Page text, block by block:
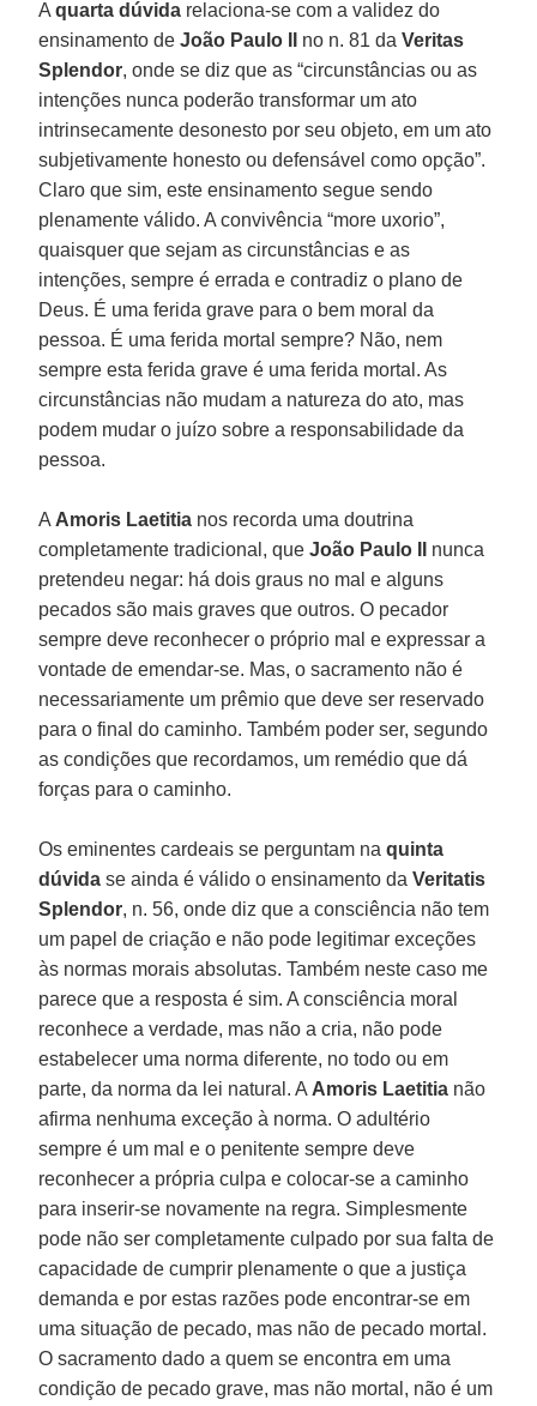
Aquarta dúvida relaciona-se com a validez do
ensinamento deJoão Paulo no n. 81 daVeritas
Splendor, onde se diz que as “circunstâncias ou as
intenções nunca poderão transformar um ato
intrinsecamente desonesto por seu objeto, em um ato
subjetivamente honesto ou defensável como opção”.
Claro que sim, este ensinamento segue sendo
plenamente válido. A convivência “more uxorio”,
quaisquer que sejam as circunstâncias e as
intenções, sempre é errada e contradiz o plano de
Deus. É uma ferida grave para o bem moral da
pessoa. É uma ferida mortal sempre? Não, nem
sempre esta ferida grave é uma ferida mortal. As
circunstâncias não mudam a natureza do ato, mas
podem mudar o juízo sobre a responsabilidade da
pessoa.
A Amoris Laetitia nos recorda uma doutrina
completamente tradicional, queJoão Paulo II
nunca
pretendeu negar: há dois graus no mal e alguns
pecados são mais graves que outros. O pecador
sempre deve reconhecer o próprio mal e expressar a
vontade de emendar-se. Mas, o sacramento não é
necessariamente um prêmio que deve ser reservado
para o final do caminho. Também poder ser, segundo
as condições que recordamos, um remédio que dá
forças para o caminho.
Os eminentes cardeais se perguntam naquinta
dúvida se ainda é válido o ensinamento daVeritatis
Splendor, n. 56, onde diz que a consciência não tem
um papel de criação e não pode legitimar exceções
às normas morais absolutas. Também neste caso me
parece que a resposta é sim. A consciência moral
reconhece a verdade, mas não a cria, não pode
estabelecer uma norma diferente, no todo ou em
parte, da norma da lei natural. A Amoris Laetitia não
afirma nenhuma exceção à norma. O adultério
sempre é um mal e o penitente sempre deve
reconhecer a própria culpa e colocar-se a caminho
para inserir-se novamente na regra. Simplesmente
pode não ser completamente culpado por sua falta de
capacidade de cumprir plenamente o que a justiça
demanda e por estas razões pode encontrar-se em
uma situação de pecado, mas não de pecado mortal.
O sacramento dado a quem se encontra em uma
condição de pecado grave, mas não mortal, não é um